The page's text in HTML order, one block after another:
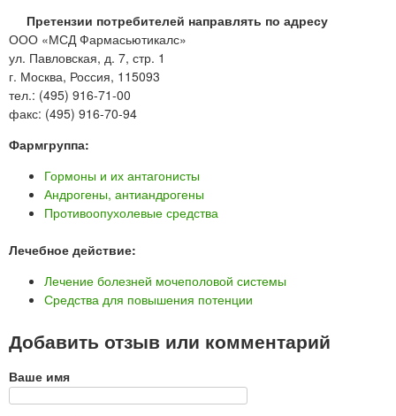
Претензии потребителей направлять по адресу
ООО «МСД Фармасьютикалс»
ул. Павловская, д. 7, стр. 1
г. Москва, Россия, 115093
тел.: (495) 916-71-00
факс: (495) 916-70-94
Фармгруппа:
Гормоны и их антагонисты
Андрогены, антиандрогены
Противоопухолевые средства
Лечебное действие:
Лечение болезней мочеполовой системы
Средства для повышения потенции
Добавить отзыв или комментарий
Ваше имя